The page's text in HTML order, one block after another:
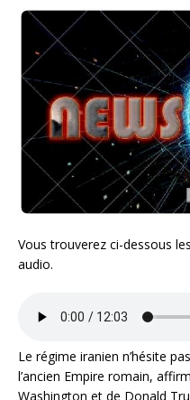
Vous trouverez ci-dessous
audio.
Le régime iranien n’hésite
l’ancien Empire romain,
Washington et de Donald